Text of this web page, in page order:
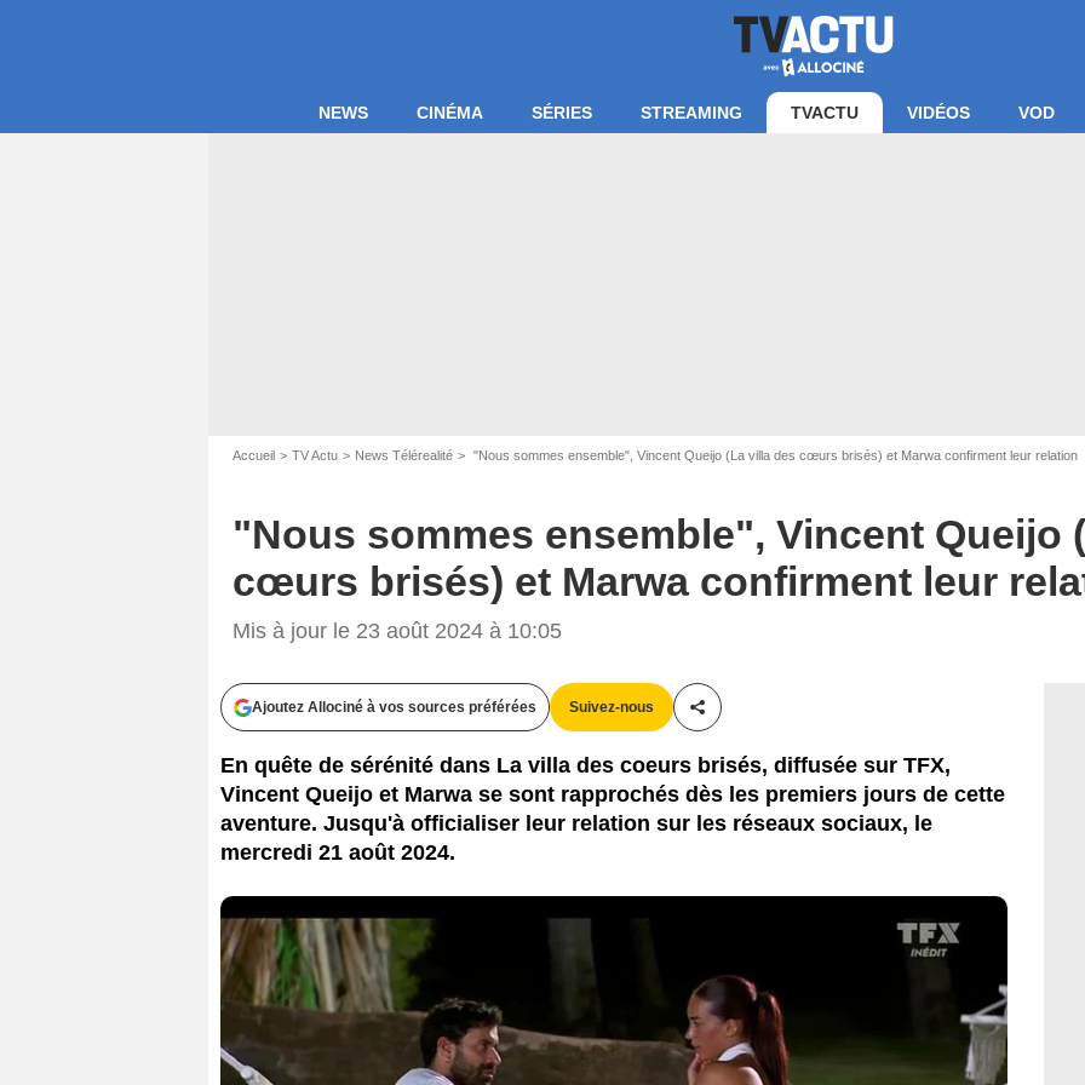
NEWS CINÉMA SÉRIES STREAMING TVACTU VIDÉOS VOD
Accueil TV Actu News Télérealité "Nous sommes ensemble", Vincent Queijo (La villa des cœurs brisés) et Marwa confirment leur relation
"Nous sommes ensemble", Vincent Queijo
cœurs brisés) et Marwa confirment leur
Mis à jour le 23 août 2024 à 10:05
Ajoutez Allociné à vos sources préférées Suivez-nous
Partager cet article
En quête de sérénité dans La villa des coeurs brisés, diffusée sur TFX,
Vincent Queijo et Marwa se sont rapprochés dès les premiers jours de cette
aventure. Jusqu'à officialiser leur relation sur les réseaux sociaux, le
mercredi 21 août 2024.
Capture d'écran La villa des coeurs brisés / TFX